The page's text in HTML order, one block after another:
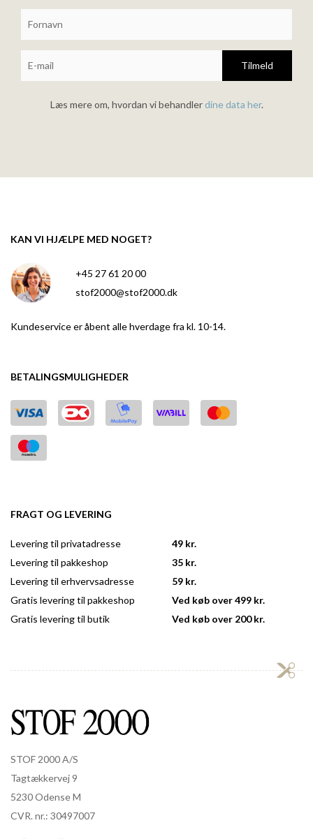
Tilmeld
Læs mere om, hvordan vi behandlerdine data her.
KAN VI HJÆLPE MED NOGET?
+45 27 61 20 00
stof2000@stof2000.dk
Kundeservice er åbent alle hverdage fra kl. 10-14.
BETALINGSMULIGHEDER
FRAGT OG LEVERING
Levering til privatadresse
Levering til pakkeshop
Levering til erhvervsadresse
Gratis levering til pakkeshop
Gratis levering til butik
49 kr.
35 kr.
59 kr.
Ved køb over 499 kr.
Ved køb over 200 kr.
STOF 2000 A/S
Tagtækkervej 9
5230 Odense M
CVR. nr.: 30497007